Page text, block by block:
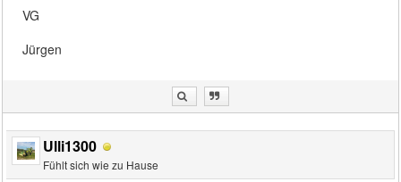
VG
Jürgen
Ulli1300
Fühlt sich wie zu Hause